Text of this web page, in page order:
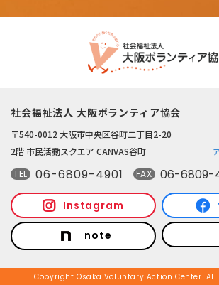
社会福祉法人 大阪ボランティア協会
〒540-0012 大阪市中央区谷町二丁目2-20
2階 市民活動スクエア CANVAS谷町
TEL 06-6809-4901 FAX 06-6809-
Instagram
note
Copyright Osaka Voluntary Action Center.